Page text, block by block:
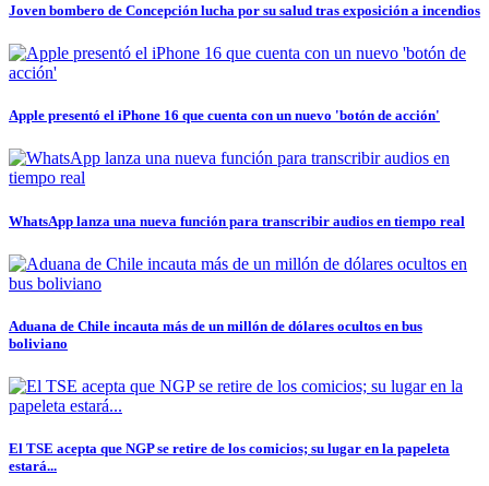
Joven bombero de Concepción lucha por su salud tras exposición a incendios
Apple presentó el iPhone 16 que cuenta con un nuevo 'botón de acción'
WhatsApp lanza una nueva función para transcribir audios en tiempo real
Aduana de Chile incauta más de un millón de dólares ocultos en bus
boliviano
El TSE acepta que NGP se retire de los comicios; su lugar en la papeleta
estará...